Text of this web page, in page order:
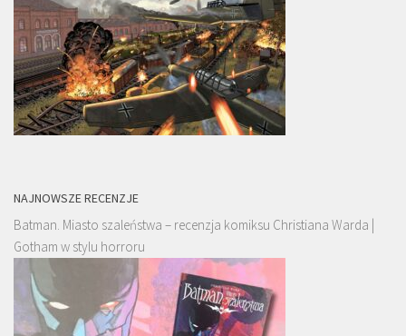
NAJNOWSZE RECENZJE
Batman. Miasto szaleństwa – recenzja komiksu Christiana Warda |
Gotham w stylu horroru